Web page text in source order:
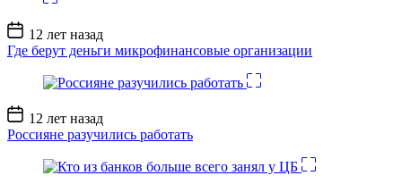
Дата
записи
12 лет назад
Где берут деньги микрофинансовые организации
Дата
записи
12 лет назад
Россияне разучились работать